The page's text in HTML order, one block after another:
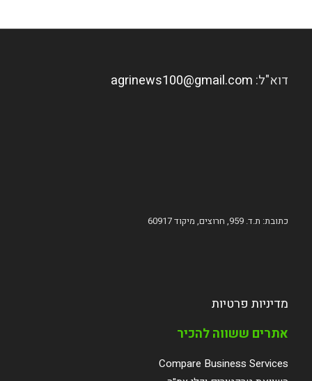
דוא"ל: agrinews100@gmail.com
כתובת: ת.ד. 959, חרוצים, מיקוד 60917
מדיניות פרטיות
אתרים ששווה להכיר
Compare Business Services